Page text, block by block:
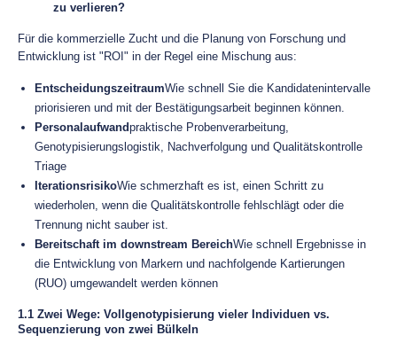
zu verlieren?
Für die kommerzielle Zucht und die Planung von Forschung und
Entwicklung ist "ROI" in der Regel eine Mischung aus:
EntscheidungszeitraumWie schnell Sie die Kandidatenintervalle
priorisieren und mit der Bestätigungsarbeit beginnen können.
Personalaufwandpraktische Probenverarbeitung,
Genotypisierungslogistik, Nachverfolgung und Qualitätskontrolle
Triage
IterationsrisikoWie schmerzhaft es ist, einen Schritt zu
wiederholen, wenn die Qualitätskontrolle fehlschlägt oder die
Trennung nicht sauber ist.
Bereitschaft im downstream BereichWie schnell Ergebnisse in
die Entwicklung von Markern und nachfolgende Kartierungen
(RUO) umgewandelt werden können
1.1 Zwei Wege: Vollgenotypisierung vieler Individuen vs.
Sequenzierung von zwei Bülkeln